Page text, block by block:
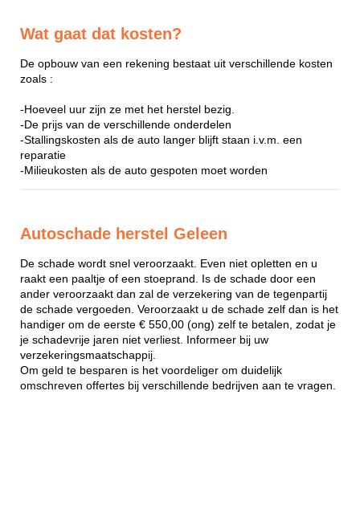
Wat gaat dat kosten?
De opbouw van een rekening bestaat uit verschillende kosten
zoals :
-Hoeveel uur zijn ze met het herstel bezig.
-De prijs van de verschillende onderdelen
-Stallingskosten als de auto langer blijft staan i.v.m. een
reparatie
-Milieukosten als de auto gespoten moet worden
Autoschade herstel Geleen
De schade wordt snel veroorzaakt. Even niet opletten en u
raakt een paaltje of een stoeprand. Is de schade door een
ander veroorzaakt dan zal de verzekering van de tegenpartij
de schade vergoeden. Veroorzaakt u de schade zelf dan is het
handiger om de eerste € 550,00 (ong) zelf te betalen, zodat je
je schadevrije jaren niet verliest. Informeer bij uw
verzekeringsmaatschappij.
Om geld te besparen is het voordeliger om duidelijk
omschreven offertes bij verschillende bedrijven aan te vragen.